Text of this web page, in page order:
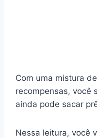
Com uma mistura
recompensas, você
ainda pode sacar
Nessa leitura, você